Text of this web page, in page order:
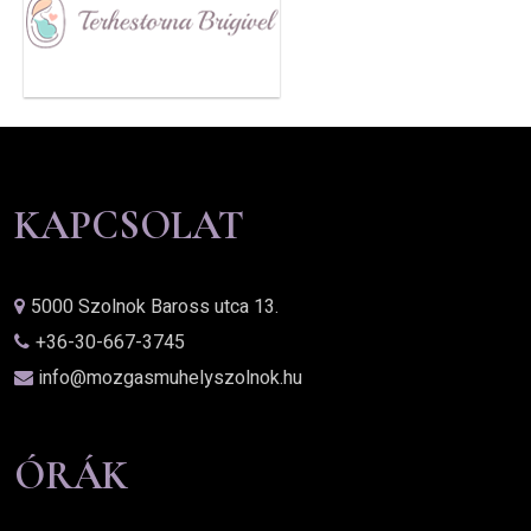
KAPCSOLAT
5000 Szolnok Baross utca 13.
+36-30-667-3745
info@mozgasmuhelyszolnok.hu
ÓRÁK